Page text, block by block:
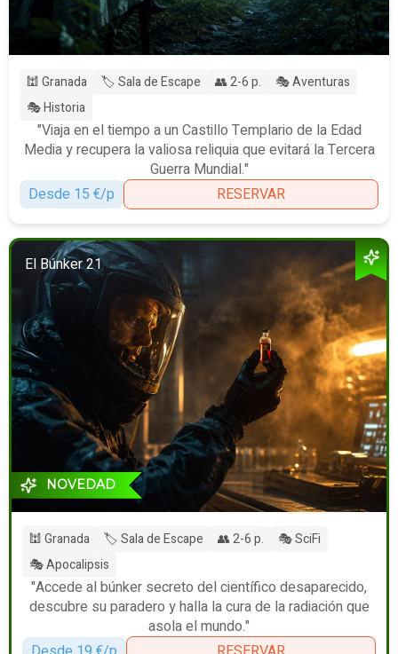
🕍 Granada 🏷️ Sala de Escape 👥 2-6 p.
🎭 Aventuras
🎭 Historia
"Viaja en el tiempo a un Castillo Templario de la Edad
Media y recupera la valiosa reliquia que evitará la Tercera
Guerra Mundial."
Desde 15 €/p
RESERVAR
El Búnker 21
NOVEDAD
🕍 Granada 🏷️ Sala de Escape 👥 2-6 p.
🎭 SciFi
🎭 Apocalipsis
"Accede al búnker secreto del científico desaparecido,
descubre su paradero y halla la cura de la radiación que
asola el mundo."